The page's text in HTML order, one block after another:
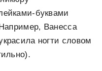
буквами
Ванесса
ногти словом